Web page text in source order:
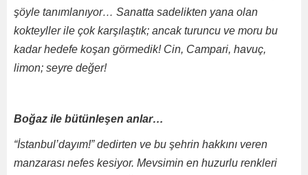
şöyle tanımlanıyor… Sanatta sadelikten yana olan
kokteyller ile çok karşılaştık; ancak turuncu ve moru bu
kadar hedefe koşan görmedik! Cin, Campari, havuç,
limon; seyre değer!
Boğaz ile bütünleşen anlar…
“İstanbul’dayım!” dedirten ve bu şehrin hakkını veren
manzarası nefes kesiyor. Mevsimin en huzurlu renkleri